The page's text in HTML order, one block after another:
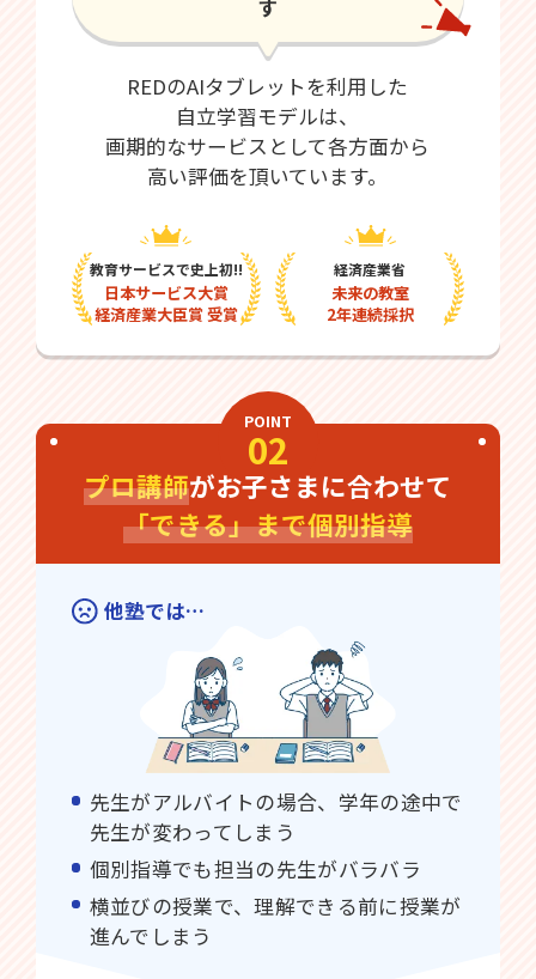
す
REDのAIタブレットを利用した
自立学習モデルは、
画期的なサービスとして各方面から
高い評価を頂いています。
教育サービスで史上初!!
日本サービス大賞
経済産業大臣賞 受賞
経済産業省
未来の教室
2年連続採択
POINT
02
プロ講師がお子さまに合わせて
「できる」まで個別指導
他塾では…
先生がアルバイトの場合、学年の途中で
先生が変わってしまう
個別指導でも担当の先生がバラバラ
横並びの授業で、理解できる前に授業が
進んでしまう